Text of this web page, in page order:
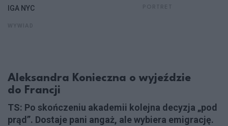
IGA NYC
Aleksandra Konieczna o wyjeździe
do Francji
TS: Po skończeniu akademii kolejna decyzja „pod
prąd”. Dostaje pani angaż, ale wybiera emigrację.